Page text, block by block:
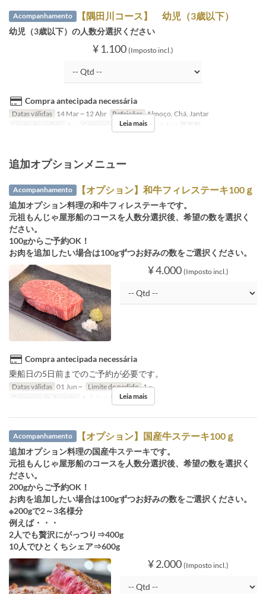
Acompanhamento 【隅田川コース】 幼児（3歳以下）
幼児（3歳以下）の人数分選択ください
¥ 1.100 (Imposto incl.)
Compra antecipada necessária
Datas válidas 14 Mar ~ 12 Abr Refeições Almoço, Chá, Jantar
Limite de pedido
1 ~ Categoria de Assento もんじゃ屋形船
Leia mais
追加オプションメニュー
Acompanhamento 【オプション】和牛フィレステーキ100ｇ
追加オプション料理の和牛フィレステーキです。
元祖もんじゃ屋形船のコースを人数分選択後、希望の数を選択く
ださい。
100gからご予約OK！
お肉を追加したい場合は100gずつお好みの数をご選択ください。
¥ 4.000 (Imposto incl.)
Compra antecipada necessária
乗船日の5日前までのご予約が必要です。
Datas válidas 01 Jun ~ Limite de pedido 1 ~
Categoria de Assento
もんじゃ屋形船Leia mais
Acompanhamento 【オプション】国産牛ステーキ100ｇ
追加オプション料理の国産牛ステーキです。
元祖もんじゃ屋形船のコースを人数分選択後、希望の数を選択く
ださい。
200gからご予約OK！
お肉を追加したい場合は100gずつお好みの数をご選択ください。
※200gで2～3名様分
例えば・・・
2人でも贅沢にがっつり⇒400g
10人でひとくちシェア⇒600g
¥ 2.000 (Imposto incl.)